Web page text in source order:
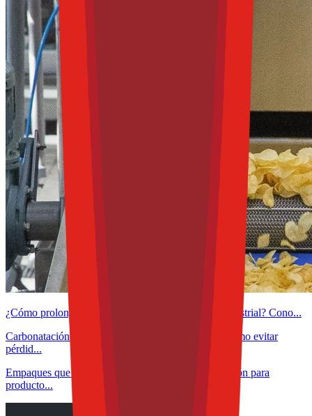
¿Cómo prolongar la vida útil del aceite de fritura industrial? Cono...
Carbonatación controlada en bebidas funcionales: cómo evitar
pérdid...
Empaques que detectan, protegen y alertan: innovación para
producto...